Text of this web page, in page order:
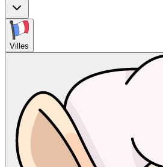
Villes